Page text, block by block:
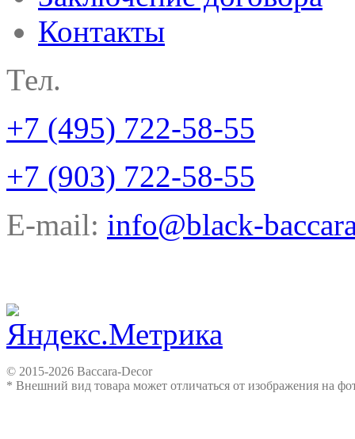
Контакты
Тел.
+7 (495) 722-58-55
+7 (903) 722-58-55
E-mail: info@black-
© 2015-2026 Baccara-Decor
* Внешний вид товара может отличаться от изображения на